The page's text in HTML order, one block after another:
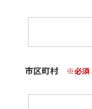
市区町村 ※必須